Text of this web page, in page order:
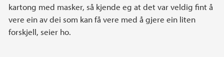
kartong med masker, så kjende eg at det var veldig fint å
vere ein av dei som kan få vere med å gjere ein liten
forskjell, seier ho.